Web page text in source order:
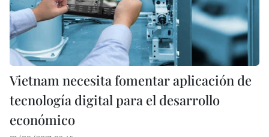
Vietnam necesita fomentar aplicación de
tecnología digital para el desarrollo
económico